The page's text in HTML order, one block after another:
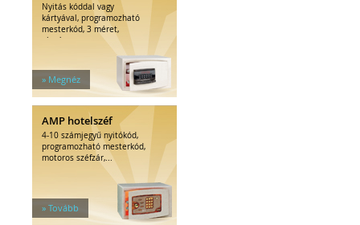
Nyitás kóddal vagy
kártyával, programozható
mesterkód, 3 méret,
elegáns...
» Megnéz
AMP hotelszéf
4-10 számjegyű nyitókód,
programozható mesterkód,
motoros széfzár,...
» Tovább